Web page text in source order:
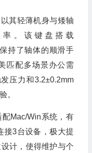
其轻薄机身与矮轴
。该键盘搭载
持了轴体的顺滑手
匹配多场景办公需
压力和3.2±0.2mm
。
Mac/Win系统，有
接3台设备，极大提
计，使得维护与个